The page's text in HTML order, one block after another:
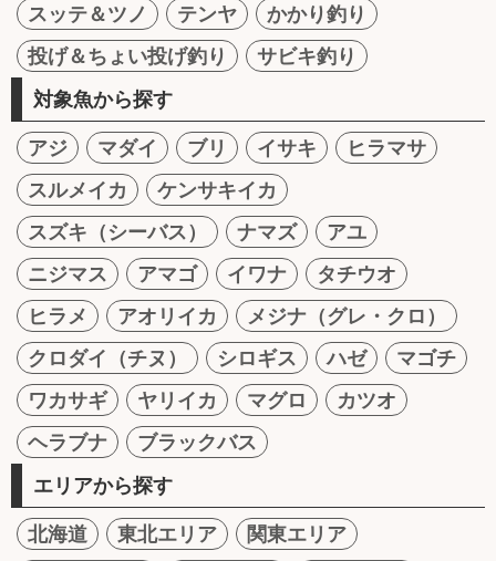
スッテ＆ツノ
テンヤ
かかり釣り
投げ＆ちょい投げ釣り
サビキ釣り
対象魚から探す
アジ マダイ ブリ イサキ
ヒラマサ
スルメイカ
ケンサキイカ
スズキ（シーバス）
ナマズ
アユ
ニジマス
アマゴ イワナ
タチウオ
ヒラメ
アオリイカ
メジナ（グレ・クロ）
クロダイ（チヌ）
シロギス ハゼ
マゴチ
ワカサギ
ヤリイカ マグロ
カツオ
ヘラブナ
ブラックバス
エリアから探す
北海道 東北エリア
関東エリア